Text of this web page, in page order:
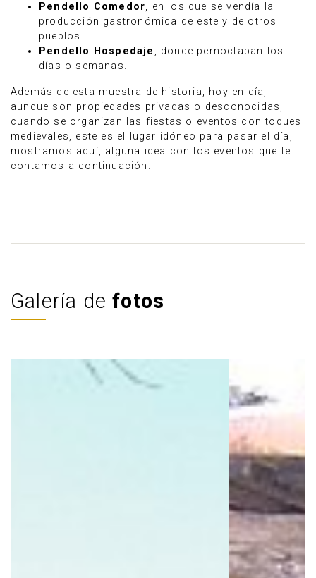
Pendello Comedor, en los que se vendía la
producción gastronómica de este y de otros
pueblos.
Pendello Hospedaje , donde pernoctaban los
días o semanas.
Además de esta muestra de historia, hoy en día,
aunque son propiedades privadas o desconocidas,
cuando se organizan las fiestas o eventos con toques
medievales, este es el lugar idóneo para pasar el día,
mostramos aquí, alguna idea con los eventos que te
contamos a continuación.
Galería defotos